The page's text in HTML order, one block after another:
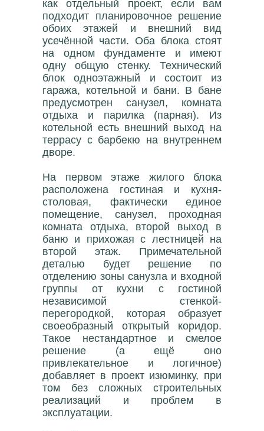
как отдельный проект, если вам
подходит планировочное решение
обоих этажей и внешний вид
усечённой части. Оба блока стоят
на одном фундаменте и имеют
одну общую стенку. Технический
блок одноэтажный и состоит из
гаража, котельной и бани. В бане
предусмотрен санузел, комната
отдыха и парилка (парная). Из
котельной есть внешний выход на
террасу с барбекю на внутреннем
дворе.
На первом этаже жилого блока
расположена гостиная и кухня-
столовая, фактически единое
помещение, санузел, проходная
комната отдыха, второй выход в
баню и прихожая с лестницей на
второй этаж. Примечательной
деталью будет решение по
отделению зоны санузла и входной
группы от кухни с гостиной
независимой стенкой-
перегородкой, которая образует
своеобразный открытый коридор.
Такое нестандартное и смелое
решение (а ещё оно
привлекательное и логичное)
добавляет в проект изюминку, при
том без сложных строительных
реализаций и проблем в
эксплуатации.